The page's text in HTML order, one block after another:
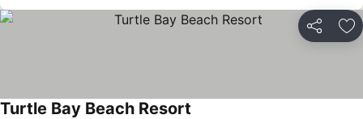
Compartir
Turtle Bay Beach Resort